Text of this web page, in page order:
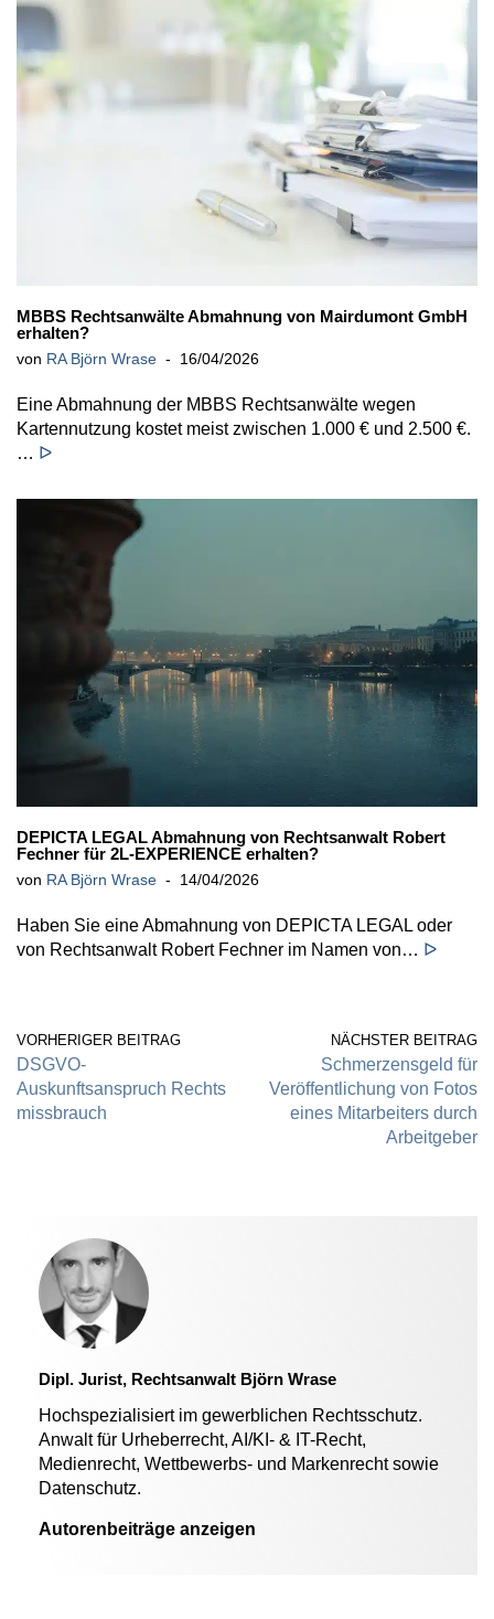
MBBS Rechtsanwälte Abmahnung von Mairdumont GmbH
erhalten?
von RA Björn Wrase 16/04/2026
Eine Abmahnung der MBBS Rechtsanwälte wegen
Kartennutzung kostet meist zwischen 1.000 € und 2.500 €.
… ᐅ
DEPICTA LEGAL Abmahnung von Rechtsanwalt Robert
Fechner für 2L-EXPERIENCE erhalten?
von RA Björn Wrase 14/04/2026
Haben Sie eine Abmahnung von DEPICTA LEGAL oder
von Rechtsanwalt Robert Fechner im Namen von… ᐅ
VORHERIGER BEITRAG
DSGVO-
Auskunftsanspruch Rechts
missbrauch
NÄCHSTER BEITRAG
Schmerzensgeld für
Veröffentlichung von Fotos
eines Mitarbeiters durch
Arbeitgeber
Dipl. Jurist, Rechtsanwalt Björn Wrase
Hochspezialisiert im gewerblichen Rechtsschutz.
Anwalt für Urheberrecht, AI/KI- & IT-Recht,
Medienrecht, Wettbewerbs- und Markenrecht sowie
Datenschutz.
Autorenbeiträge anzeigen